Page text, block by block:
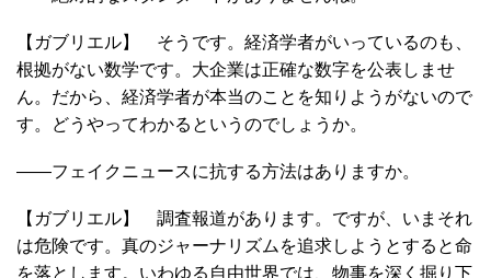
【ガブリエル】 そうです。経済学者がいっているのも、
根拠がない数学です。大企業は正確な数字を公表しませ
ん。だから、経済学者が本当のことを知りようがないので
す。どうやってわかるというのでしょうか。
――フェイクニュースに抗する方法はありますか。
【ガブリエル】 調査報道があります。ですが、いまそれ
は危険です。真のジャーナリズムを追求しようとすると命
を落とします。いわゆる自由世界では、物事を深く掘り下